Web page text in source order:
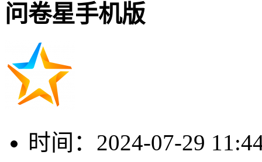
问卷星手机版
时间： 2024-07-29